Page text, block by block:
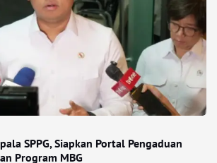
SPPG, Siapkan Portal Pengaduan
Program MBG